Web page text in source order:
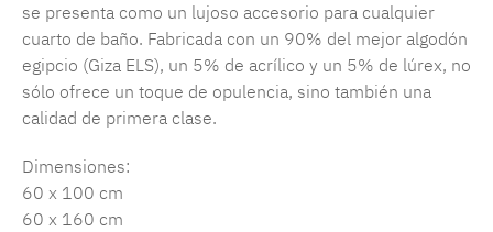
se presenta como un lujoso accesorio para cualquier
cuarto de baño. Fabricada con un 90% del mejor algodón
egipcio (Giza ELS), un 5% de acrílico y un 5% de lúrex, no
sólo ofrece un toque de opulencia, sino también una
calidad de primera clase.
Dimensiones:
60 x 100 cm
60 x 160 cm